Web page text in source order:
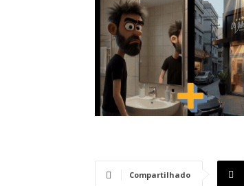
Compartilhado